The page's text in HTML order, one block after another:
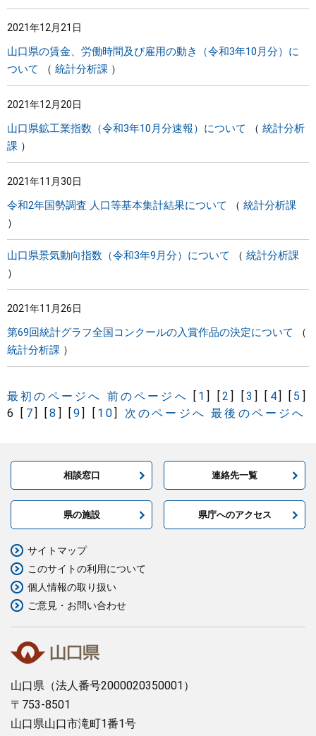
2021年12月21日
山口県の賃金、労働時間及び雇用の動き（令和3年10月分）に
ついて
統計分析課
2021年12月20日
山口県鉱工業指数（令和3年10月分速報）について
統計分析
課
2021年11月30日
令和2年国勢調査 人口等基本集計結果について 統計分析課
山口県景気動向指数（令和3年9月分）について 統計分析課
2021年11月26日
第69回統計グラフ全国コンクールの入賞作品の決定について
統計分析課
最初のページへ 前のページへ [ 1] [2] [3] [ 4] [ 5 ]
6
[ 7] [8 ] [9] [ 10] 次のページへ 最後のページへ
相談窓口 連絡先一覧
県の施設 県庁へのアクセス
山口県 （法人番号2000020350001）
〒753-8501
山口県山口市滝町1番1号
サイトマップ
このサイトの利用について
個人情報の取り扱い
ご意見・お問い合わせ